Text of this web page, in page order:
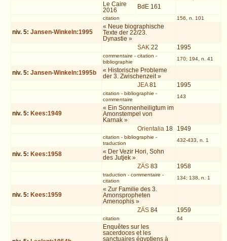
Le Caire
2016
BdE 161
citation 156, n. 101
niv. 5:Jansen-Winkeln:1995
« Neue biographische
Texte der 22/23.
Dynastie »
SAK 22 1995
commentaire - citation -
bibliographie
170; 194, n. 41
niv. 5:Jansen-Winkeln:1995b
« Historische Probleme
der 3. Zwischenzeit »
JEA81 1995
citation - bibliographie -
commentaire
143
niv. 5: Kees:1949
« Ein Sonnenheiligtum im
Amonstempel von
Karnak »
Orientalia 18 1949
citation - bibliographie -
traduction
432-433, n. 1
niv. 5: Kees:1958
« Der Vezir Hori, Sohn
des Jutjek »
ZÄS 83 1958
traduction - commentaire -
citation
134; 138, n. 1
niv. 5: Kees:1959
« Zur Familie des 3.
Amonspropheten
Amenophis »
ZÄS 84 1959
citation 64
Enquêtes sur les
sacerdoces et les
sanctuaires égyptiens à